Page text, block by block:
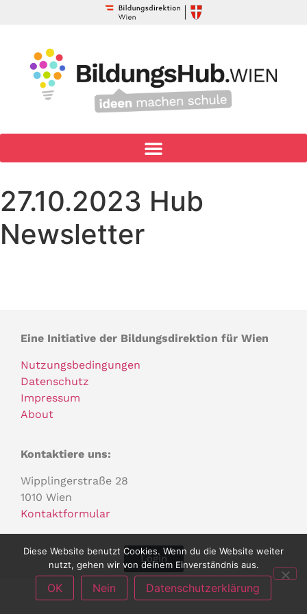
27.10.2023 Hub
Newsletter
Eine Initiative der Bildungsdirektion für Wien
Nutzungsbedingungen
Datenschutz
Impressum
About
Kontaktiere uns:
Wipplingerstraße 28
1010 Wien
Kontaktformular
Login
Diese Website benutzt Cookies. Wenn du die Website weiter
nutzt, gehen wir von deinem Einverständnis aus.
OK Nein Datenschutzerklärung